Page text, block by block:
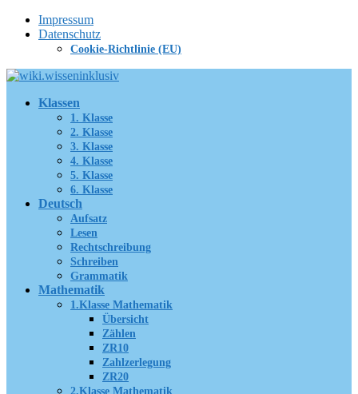
Zum
Inhalt
Impressum
Datenschutz
Cookie-Richtlinie (EU)
Klassen
1. Klasse
2. Klasse
3. Klasse
4. Klasse
5. Klasse
6. Klasse
Deutsch
Aufsatz
Lesen
Rechtschreibung
Schreiben
Grammatik
Mathematik
1.Klasse Mathematik
Übersicht
Zählen
ZR10
Zahlzerlegung
ZR20
2.Klasse Mathematik